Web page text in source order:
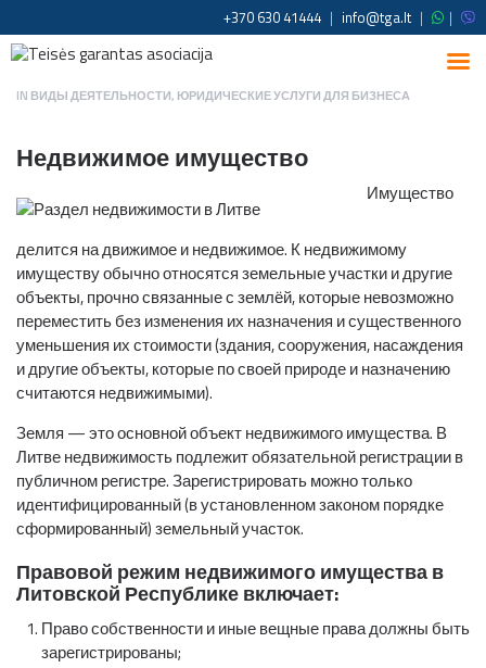
+370 630 41444 | info@tga.lt | |
IN ВИДЫ ДЕЯТЕЛЬНОСТИ, ЮРИДИЧЕСКИЕ УСЛУГИ ДЛЯ БИЗНЕСА
Недвижимое имущество
Имущество
делится на движимое и недвижимое. К недвижимому
имуществу обычно относятся земельные участки и другие
объекты, прочно связанные с землёй, которые невозможно
переместить без изменения их назначения и существенного
уменьшения их стоимости (здания, сооружения, насаждения
и другие объекты, которые по своей природе и назначению
считаются недвижимыми).
Земля — это основной объект недвижимого имущества. В
Литве недвижимость подлежит обязательной регистрации в
публичном регистре. Зарегистрировать можно только
идентифицированный (в установленном законом порядке
сформированный) земельный участок.
Правовой режим недвижимого имущества в
Литовской Республике включает:
Право собственности и иные вещные права должны быть
зарегистрированы;